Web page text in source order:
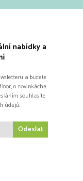
nabídky a
a budete
o novinkácha
souhlasíte
údajů.
Odeslat